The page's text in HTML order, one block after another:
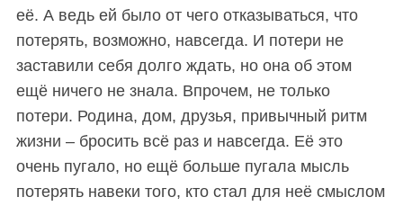
её. А ведь ей было от чего отказываться, что
потерять, возможно, навсегда. И потери не
заставили себя долго ждать, но она об этом
ещё ничего не знала. Впрочем, не только
потери. Родина, дом, друзья, привычный ритм
жизни – бросить всё раз и навсегда. Её это
очень пугало, но ещё больше пугала мысль
потерять навеки того, кто стал для неё смыслом